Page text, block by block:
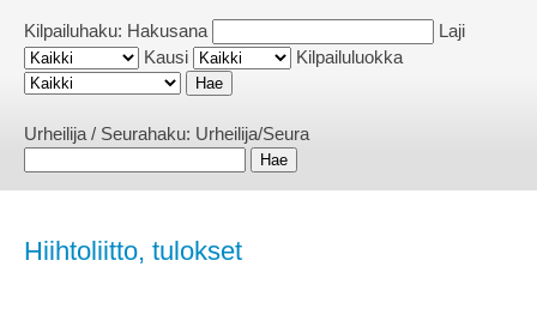
Kilpailuhaku: Hakusana
Laji
Kausi
Kilpailuluokka
Urheilija / Seurahaku: Urheilija/Seura
Hiihtoliitto, tulokset